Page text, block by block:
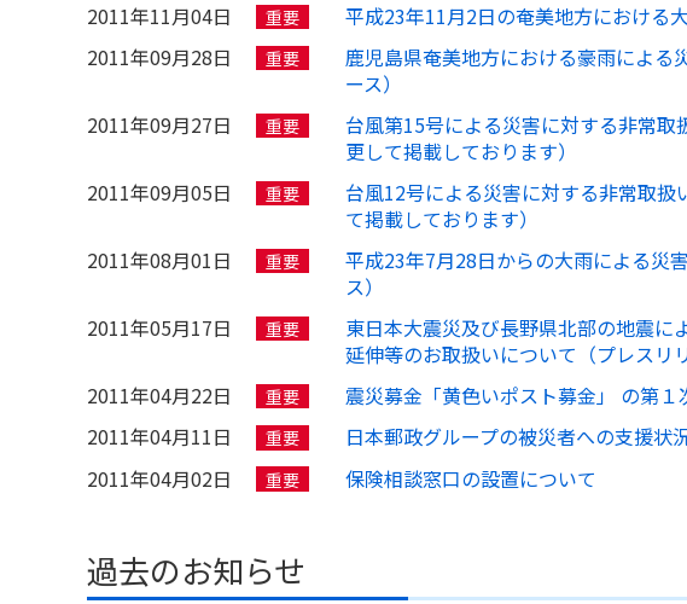
2011年11月04日
重要
平成23年11月2日の奄美地方における
2011年09月28日
重要
鹿児島県奄美地方における豪雨による
ース）
2011年09月27日
重要
台風第15号による災害に対する非常
更して掲載しております）
2011年09月05日
重要
台風12号による災害に対する非常取
て掲載しております）
2011年08月01日
重要
平成23年7月28日からの大雨による災
ス）
2011年05月17日
重要
東日本大震災及び長野県北部の地震
延伸等のお取扱いについて（プレスリリ
2011年04月22日
重要
震災募金「黄色いポスト募金」 の第１
2011年04月11日
重要
日本郵政グループの被災者への支援状
2011年04月02日
重要 保険相談窓口の設置について
過去のお知らせ